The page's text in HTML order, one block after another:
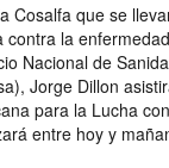
Cosalfa que se
contra la
Nacional de
Jorge Dillon
para la Lucha
entre hoy y